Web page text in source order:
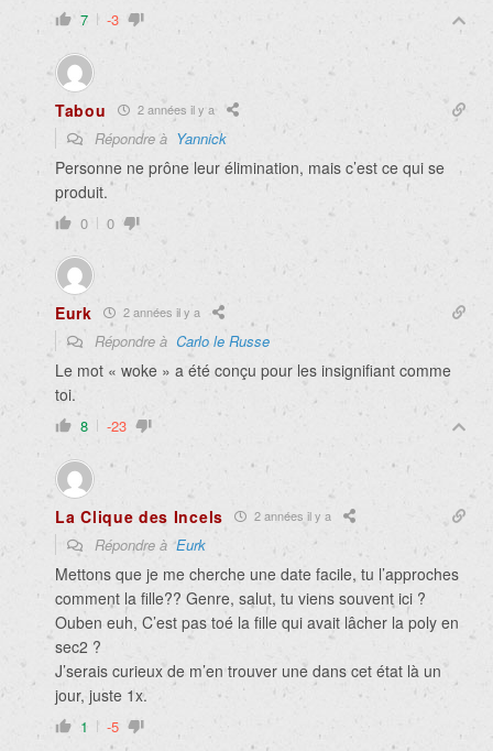
7 -3
Tabou 2 années il y a
Répondre à Yannick
Personne ne prône leur élimination, mais c’est ce qui se
produit.
0 0
Eurk 2 années il y a
Répondre à Carlo le Russe
Le mot « woke » a été conçu pour les insignifiant comme
toi.
8 -23
La Clique des Incels 2 années il y a
Répondre àEurk
Mettons que je me cherche une date facile, tu l’approches
comment la fille?? Genre, salut, tu viens souvent ici ?
Ouben euh, C’est pas toé la fille qui avait lâcher la poly en
sec2 ?
J’serais curieux de m’en trouver une dans cet état là un
jour, juste 1x.
1 -5